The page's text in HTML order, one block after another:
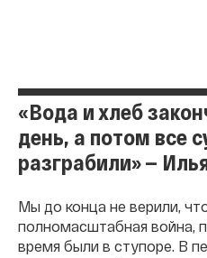
«Вода и хлеб
день, а потом все
разграбили» —
Мы до конца не верили,
полномасштабная война,
время были в ступоре. В